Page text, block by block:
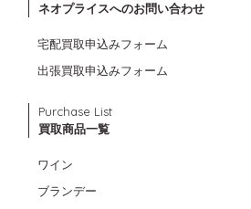
ネオプライスへのお問い合わせ
宅配買取申込みフォーム
出張買取申込みフォーム
Purchase List
買取商品一覧
ワイン
ブランデー